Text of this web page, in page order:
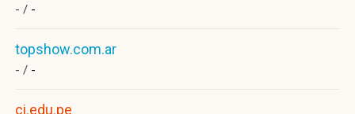
- / -
topshow.com.ar
- / -
ci.edu.pe